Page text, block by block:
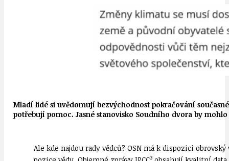
Mladí lidé si uvědomují bezvýchodnost pokračování
potřebují pomoc. Jasné stanovisko Soudního dvora by
Ale kde najdou rady vědců? OSN má k dispozici
3